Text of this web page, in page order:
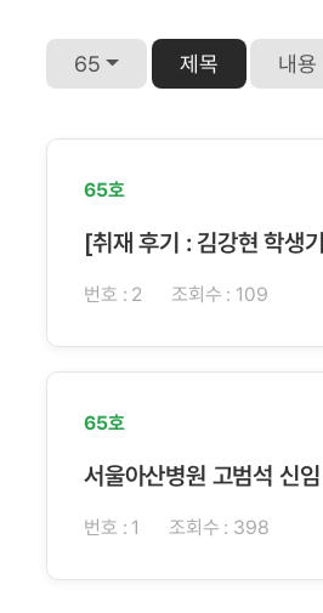
65 제목 내용
65호
[취재 후기 : 김강현 학생
번호 : 2 조회수 : 109
65호
서울아산병원 고범석 신
번호 : 1 조회수 : 398